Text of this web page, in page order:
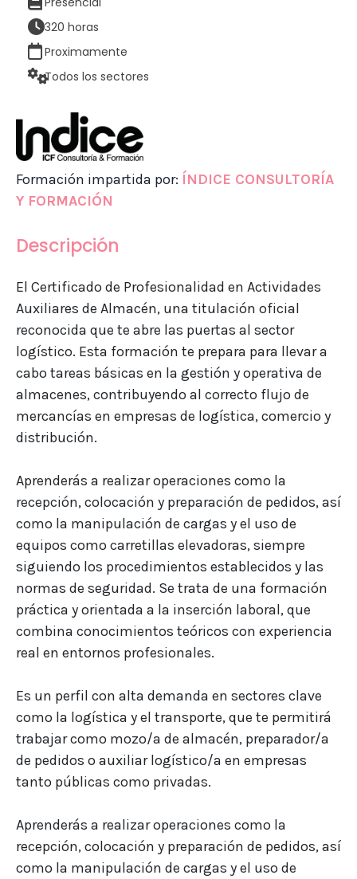
320 horas
Proximamente
Todos los sectores
Formación impartida por: ÍNDICE CONSULTORÍA
Y FORMACIÓN
Descripción
El Certificado de Profesionalidad en Actividades
Auxiliares de Almacén, una titulación oficial
reconocida que te abre las puertas al sector
logístico. Esta formación te prepara para llevar a
cabo tareas básicas en la gestión y operativa de
almacenes, contribuyendo al correcto flujo de
mercancías en empresas de logística, comercio y
distribución.
Aprenderás a realizar operaciones como la
recepción, colocación y preparación de pedidos, así
como la manipulación de cargas y el uso de
equipos como carretillas elevadoras, siempre
siguiendo los procedimientos establecidos y las
normas de seguridad. Se trata de una formación
práctica y orientada a la inserción laboral, que
combina conocimientos teóricos con experiencia
real en entornos profesionales.
Es un perfil con alta demanda en sectores clave
como la logística y el transporte, que te permitirá
trabajar como mozo/a de almacén, preparador/a
de pedidos o auxiliar logístico/a en empresas
tanto públicas como privadas.
Aprenderás a realizar operaciones como la
recepción, colocación y preparación de pedidos, así
como la manipulación de cargas y el uso de